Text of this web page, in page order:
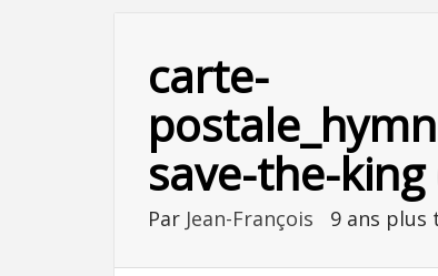
carte-
save-the-king
Par Jean-François 9 ans plus